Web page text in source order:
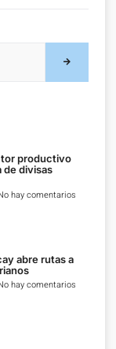
productivo
de divisas
hay comentarios
abre rutas a
hay comentarios